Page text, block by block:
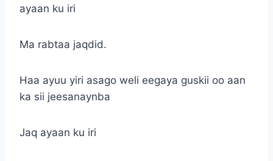
ayaan ku iri
Ma rabtaa jaqdid.
Haa ayuu yiri asago weli eegaya guskii oo aan
ka sii jeesanaynba
Jaq ayaan ku iri